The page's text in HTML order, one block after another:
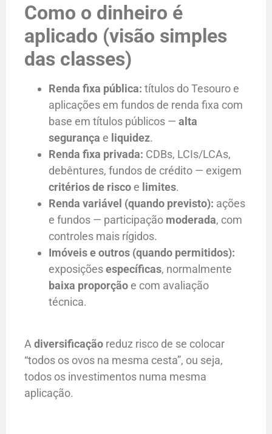
Como o dinheiro é
aplicado (visão simples
das classes)
Renda fixa pública: títulos do Tesouro e
aplicações em fundos de renda fixa com
base em títulos públicos — alta
segurança e liquidez.
Renda fixa privada: CDBs, LCIs/LCAs,
debêntures, fundos de crédito — exigem
critérios de risco e limites.
Renda variável (quando previsto): ações
e fundos — participação moderada, com
controles mais rígidos.
Imóveis e outros (quando permitidos):
exposiçõesespecíficas, normalmente
baixa proporção e com avaliação
técnica.
A diversificação reduz risco de se colocar
“todos os ovos na mesma cesta”, ou seja,
todos os investimentos numa mesma
aplicação.